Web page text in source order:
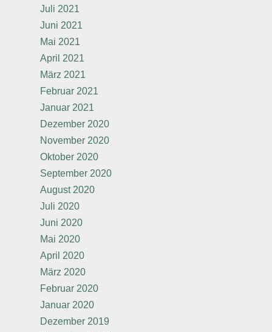
Juli 2021
Juni 2021
Mai 2021
April 2021
März 2021
Februar 2021
Januar 2021
Dezember 2020
November 2020
Oktober 2020
September 2020
August 2020
Juli 2020
Juni 2020
Mai 2020
April 2020
März 2020
Februar 2020
Januar 2020
Dezember 2019